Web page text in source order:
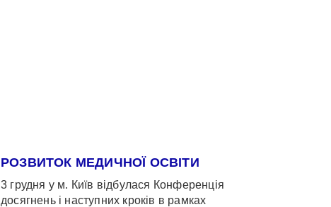
РОЗВИТОК МЕДИЧНОЇ ОСВІТИ
3 грудня у м. Київ відбулася Конференція
досягнень і наступних кроків в рамках